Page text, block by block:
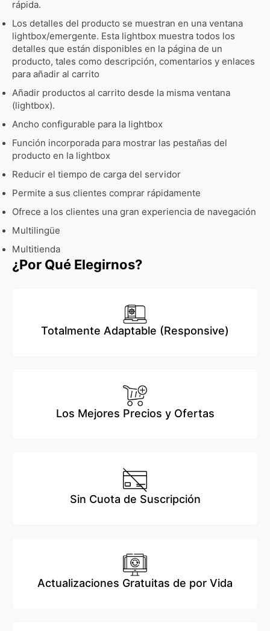
rápida.
Los detalles del producto se muestran en una ventana
lightbox/emergente. Esta lightbox muestra todos los
detalles que están disponibles en la página de un
producto, tales como descripción, comentarios y enlaces
para añadir al carrito
Añadir productos al carrito desde la misma ventana
(lightbox).
Ancho configurable para la lightbox
Función incorporada para mostrar las pestañas del
producto en la lightbox
Reducir el tiempo de carga del servidor
Permite a sus clientes comprar rápidamente
Ofrece a los clientes una gran experiencia de navegación
Multilingüe
Multitienda
¿Por Qué Elegirnos?
Totalmente Adaptable (Responsive)
Los Mejores Precios y Ofertas
Sin Cuota de Suscripción
Actualizaciones Gratuitas de por Vida